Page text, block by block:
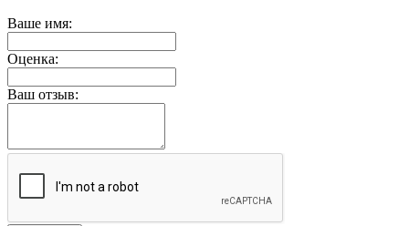
Ваше имя:
Оценка:
Ваш отзыв: